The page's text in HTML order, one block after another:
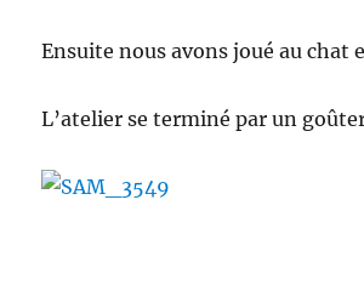
Ensuite nous avons joué au chat
L’atelier se terminé par un